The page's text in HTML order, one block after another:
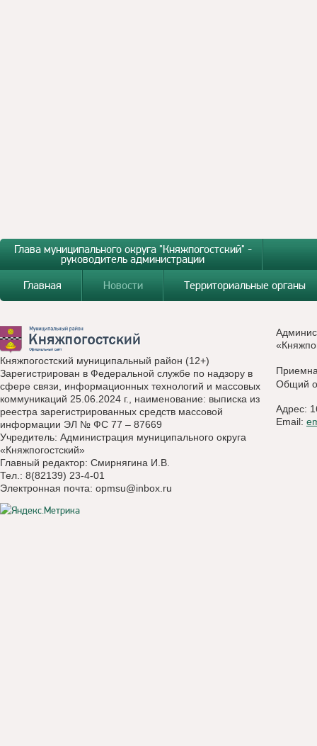
Глава муниципального округа "Княжпогостский" -
руководитель администрации
Главная
Новости Территориальные органы
Княжпогостский муниципальный район (12+)
Зарегистрирован в Федеральной службе по надзору в
сфере связи, информационных технологий и массовых
коммуникаций 25.06.2024 г., наименование: выписка из
реестра зарегистрированных средств массовой
информации ЭЛ № ФС 77 – 87669
Учредитель: Администрация муниципального округа
«Княжпогостский»
Главный редактор: Смирнягина И.В.
Тел.: 8(82139) 23-4-01
Электронная почта: opmsu@inbox.ru
Общий
Адрес:
Email: